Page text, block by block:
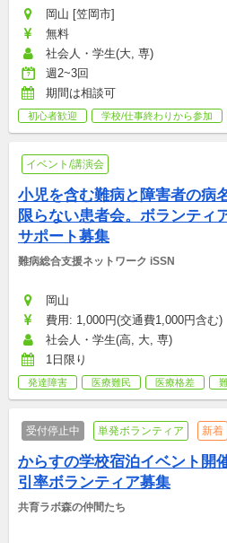
岡山 [笠岡市]
無料
社会人・学生(大, 専)
週2~3回
期間は相談可
初心者歓迎 学校/仕事終わりから参加
イベント/講演会
小児を含む難病と障害者の病
限らない患者会。ボランティ
サポート募集
難病総合支援ネットワーク iSSN
岡山
費用: 1,000円(交通費1,000円含む)
社会人・学生(高, 大, 専)
1日限り
発達障害 医療難民 医療格差
受付停止中 単発ボランティア 新着
からすの学校宿泊イベント開
引率ボランティア募集
共育ラボ森の仲間たち